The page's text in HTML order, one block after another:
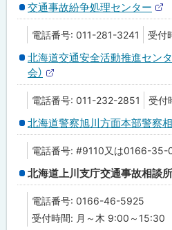
交通事故紛争処理センター
外
部
サ
ト
電話番号: 011-281-3241 受付
北海道交通安全活動推進セン
会）
外
部
サ
ト
電話番号: 011-232-2851 受付
北海道警察旭川方面本部警察
電話番号: #9110又は0166-35-
北海道上川支庁交通事故相談所
電話番号: 0166-46-5925
受付時間: 月～木 9:00～15:30